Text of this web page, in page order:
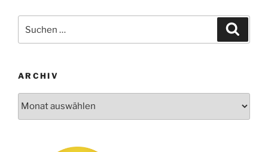
nach:
ARCHIV